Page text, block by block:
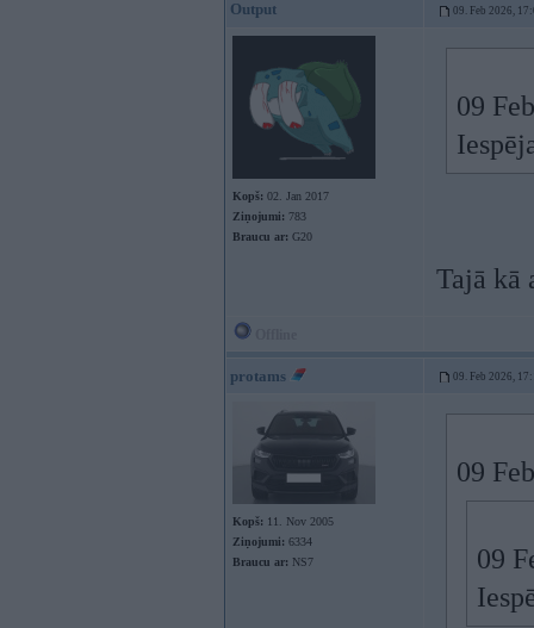
Output 09. Feb 2026,
Kopš: 02. Jan 2017
Ziņojumi: 783
Braucu ar: G20
09
Tajā kā
protams 09. Feb 2026,
Kopš: 11. Nov 2005
Ziņojumi: 6334
Braucu ar: NS7
09
09